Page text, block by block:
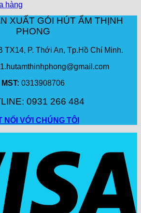
hàng
XUẤT GÓI HÚT ẨM THỊNH
PHONG
TX14, P. Thới An, Tp.Hồ Chí Minh.
MST: 0313908706
0931 266 484
NỐI VỚI CHÚNG TÔI